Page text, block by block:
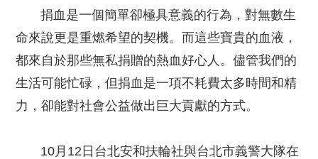
捐血是一個簡單卻極具意義的行為，對無數生
命來說更是重燃希望的契機。而這些寶貴的血液，
都來自於那些無私捐贈的熱血好心人。儘管我們的
生活可能忙碌，但捐血是一項不耗費太多時間和精
力，卻能對社會公益做出巨大貢獻的方式。
10月12日台北安和扶輪社與台北市義警大隊在